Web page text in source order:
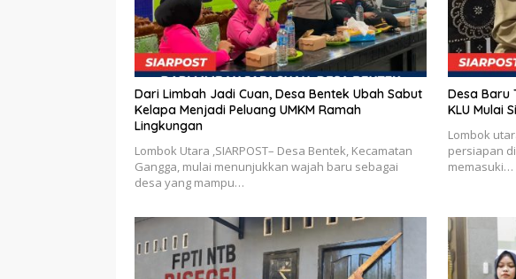
Dari Limbah Jadi Cuan, Desa Bentek Ubah Sabut
Kelapa Menjadi Peluang UMKM Ramah
Lingkungan
Lombok Utara ,SIARPOST– Desa Bentek, Kecamatan
Gangga, mulai menunjukkan wajah baru sebagai
desa yang mampu…
Desa Baru
KLU Mulai
Lombok
persiapan
memasuki…